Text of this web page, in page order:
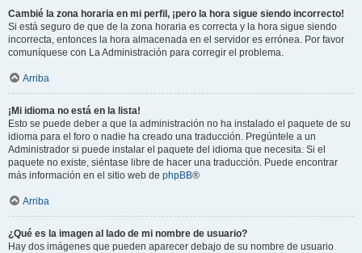
Cambié la zona horaria en mi perfil, ¡pero la hora sigue siendo incorrecto!
Si está seguro de que de la zona horaria es correcta y la hora sigue siendo
incorrecta, entonces la hora almacenada en el servidor es errónea. Por favor
comuníquese con La Administración para corregir el problema.
Arriba
¡Mi idioma no está en la lista!
Esto se puede deber a que la administración no ha instalado el paquete de su
idioma para el foro o nadie ha creado una traducción. Pregúntele a un
Administrador si puede instalar el paquete del idioma que necesita. Si el
paquete no existe, siéntase libre de hacer una traducción. Puede encontrar
más información en el sitio web de phpBB®
Arriba
¿Qué es la imagen al lado de mi nombre de usuario?
Hay dos imágenes que pueden aparecer debajo de su nombre de usuario